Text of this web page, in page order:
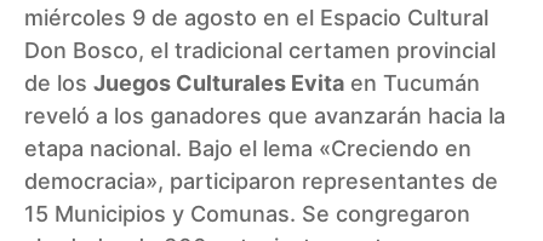
miércoles 9 de agosto en el Espacio Cultural
Don Bosco, el tradicional certamen provincial
de los Juegos Culturales Evita en Tucumán
reveló a los ganadores que avanzarán hacia la
etapa nacional. Bajo el lema «Creciendo en
democracia», participaron representantes de
15 Municipios y Comunas. Se congregaron